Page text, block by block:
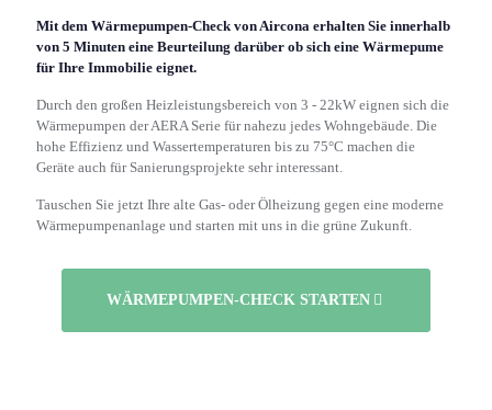
Mit dem Wärmepumpen-Check von Aircona erhalten Sie innerhalb
von 5 Minuten eine Beurteilung darüber ob sich eine Wärmepume
für Ihre Immobilie eignet.
Durch den großen Heizleistungsbereich von 3 - 22kW eignen sich die
Wärmepumpen der AERA Serie für nahezu jedes Wohngebäude. Die
hohe Effizienz und Wassertemperaturen bis zu 75°C machen die
Geräte auch für Sanierungsprojekte sehr interessant.
Tauschen Sie jetzt Ihre alte Gas- oder Ölheizung gegen eine moderne
Wärmepumpenanlage und starten mit uns in die grüne Zukunft.
WÄRMEPUMPEN-CHECK STARTEN